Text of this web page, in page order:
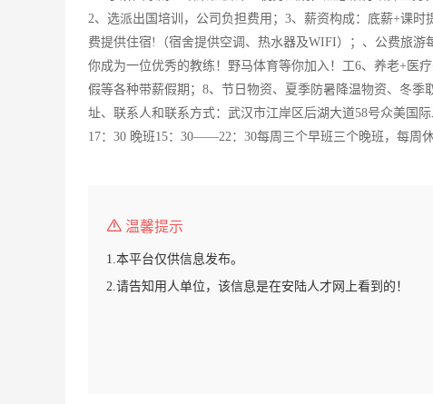
2、选派出国培训，公司负担费用；3、薪资构成：底薪+课
费提供住宿!（宿舍提供空调、热水器及WIFI）；、公费旅
你成为一位优秀的教练！野马体育等你加入！工6、养老+医
假等各种带薪假期；8、节日物资、夏季防暑降温物资、冬
址、联系人和联系方式：武汉市江岸区后湖大道58号众美国
17：30 晚班15：30——22：30每周三个早班三个晚班，每周
温馨提示
1.本平台仅供信息发布。
2.请告知用人单位，该信息是在安陆人才网上看到的！